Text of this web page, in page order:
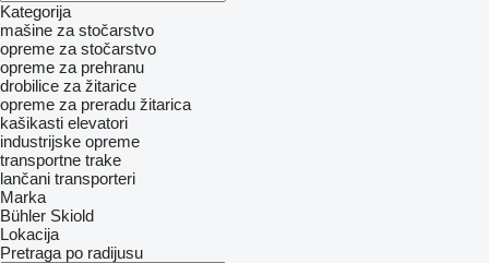
Kategorija
mašine za stočarstvo
opreme za stočarstvo
opreme za prehranu
drobilice za žitarice
opreme za preradu žitarica
kašikasti elevatori
industrijske opreme
transportne trake
lančani transporteri
Marka
Bühler Skiold
Lokacija
Pretraga po radijusu